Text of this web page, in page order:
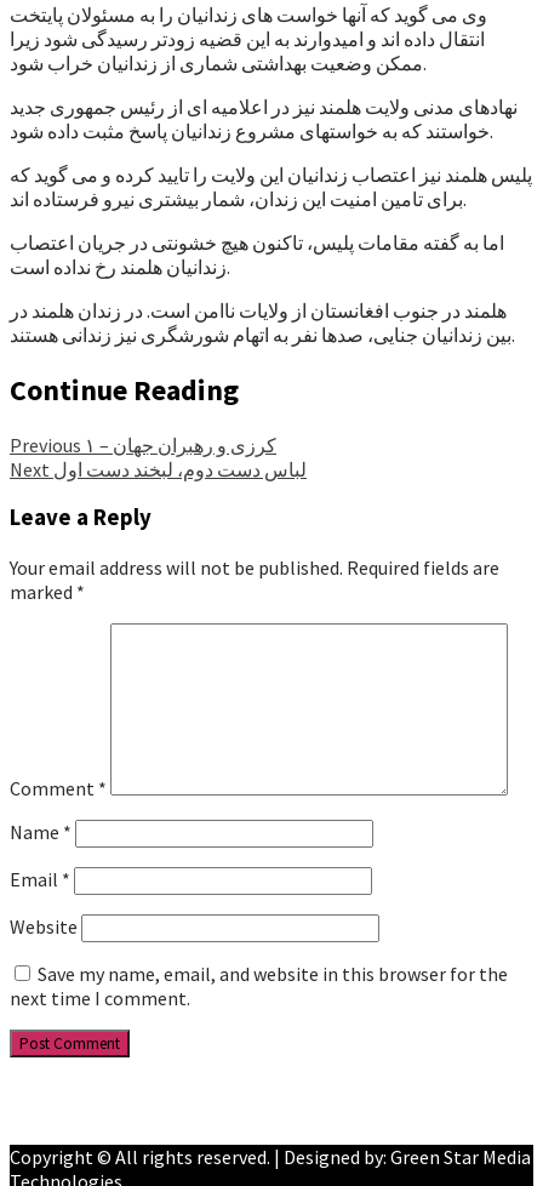
وی می گوید که آنها خواست های زندانیان را به مسئولان پایتخت
انتقال داده اند و امیدوارند به این قضیه زودتر رسیدگی شود زیرا
ممکن وضعیت بهداشتی شماری از زندانیان خراب شود.
نهادهای مدنی ولایت هلمند نیز در اعلامیه ای از رئیس جمهوری جدید
خواستند که به خواستهای مشروع زندانیان پاسخ مثبت داده شود.
پلیس هلمند نیز اعتصاب زندانیان این ولایت را تایید کرده و می گوید که
برای تامین امنیت این زندان، شمار بیشتری نیرو فرستاده اند.
اما به گفته مقامات پلیس، تاکنون هیچ خشونتی در جریان اعتصاب
زندانیان هلمند رخ نداده است.
هلمند در جنوب افغانستان از ولایات ناامن است. در زندان هلمند در
بین زندانیان جنایی، صدها نفر به اتهام شورشگری نیز زندانی هستند.
Continue Reading
Previous
کرزی و رهبران جهان – ۱
Next لباس دست دوم، لبخند دست اول
Leave a Reply
Your email address will not be published. Required fields are
marked *
Comment *
Name *
Email *
Website
Save my name, email, and website in this browser for the
next time I comment.
Copyright © All rights reserved. | Designed by: Green Star Media